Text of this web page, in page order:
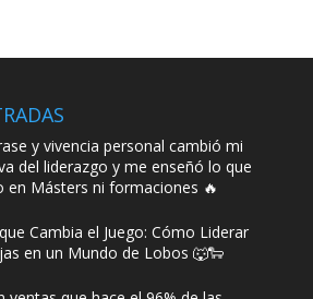
y vivencia personal cambió mi
del liderazgo y me enseñó lo que
en Másters ni formaciones 🔥
Cambia el Juego: Cómo Liderar
en un Mundo de Lobos 🐺🐑